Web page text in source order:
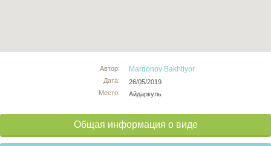
Автор:
Дата:
Место:
Mardonov Bakhtiyor
26/05/2019
Айдаркуль
Общая информация о виде